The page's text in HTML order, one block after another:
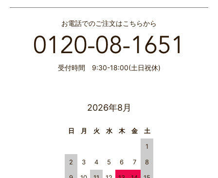
お電話でのご注文はこちらから
受付時間 9:30-18:00(土日祝休)
2026年8月
日 月 火 水 木 金
土
1
2
3 4 5 6 7
8